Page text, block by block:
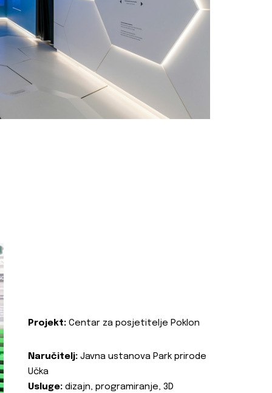
Projekt: Centar za posjetitelje Poklon
Naručitelj: Javna ustanova Park prirode
Učka
Usluge: dizajn, programiranje, 3D